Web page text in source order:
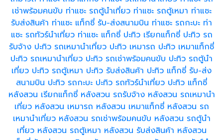
เช่าพร้อมคนขับ ท่าแซะ รถตู้นำเที่ยว ท่าแซะ รถตู้เหมา ท่าแซะ
รับส่งสินค้า ท่าแซะ แท็กซี่ รับ-ส่งสนามบิน ท่าแซะ รถกะบะ ท่า
แซะ รถทัวร์นำเที่ยว ท่าแซะ แท็กซี่ ปะทิว เรียกแท็กซี่ ปะทิว รถ
รับจ้าง ปะทิว รถเหมานำเที่ยว ปะทิว เหมารถ ปะทิว เหมาแท็กซี่
ปะทิว รถเหมานำเที่ยว ปะทิว รถเช่าพร้อมคนขับ ปะทิว รถตู้นำ
เที่ยว ปะทิว รถตู้เหมา ปะทิว รับส่งสินค้า ปะทิว แท็กซี่ รับ-ส่ง
สนามบิน ปะทิว รถกะบะ ปะทิว รถทัวร์นำเที่ยว ปะทิว แท็กซี่
หลังสวน เรียกแท็กซี่ หลังสวน รถรับจ้าง หลังสวน รถเหมานำ
เที่ยว หลังสวน เหมารถ หลังสวน เหมาแท็กซี่ หลังสวน รถ
เหมานำเที่ยว หลังสวน รถเช่าพร้อมคนขับ หลังสวน รถตู้นำ
เที่ยว หลังสวน รถตู้เหมา หลังสวน รับส่งสินค้า หลังสวน